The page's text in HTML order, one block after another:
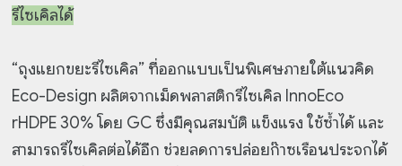
รีไซเคิลได้
“ถุงแยกขยะรีไซเคิล” ที่ออกแบบเป็นพิเศษภายใต้แนวคิด
Eco-Design ผลิตจากเม็ดพลาสติกรีไซเคิล InnoEco
rHDPE 30% โดย GC ซึ่งมีคุณสมบัติ แข็งแรง ใช้ซ้ำได้ และ
สามารถรีไซเคิลต่อได้อีก ช่วยลดการปล่อยก๊าซเรือนประจกได้